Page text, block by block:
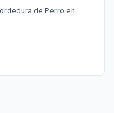
de Perro en